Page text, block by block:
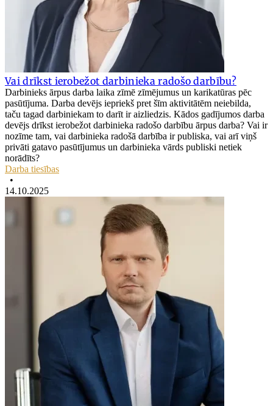
Vai drīkst ierobežot darbinieka radošo darbību?
Darbinieks ārpus darba laika zīmē zīmējumus un karikatūras pēc
pasūtījuma. Darba devējs iepriekš pret šīm aktivitātēm neiebilda,
taču tagad darbiniekam to darīt ir aizliedzis. Kādos gadījumos darba
devējs drīkst ierobežot darbinieka radošo darbību ārpus darba? Vai ir
nozīme tam, vai darbinieka radošā darbība ir publiska, vai arī viņš
privāti gatavo pasūtījumus un darbinieka vārds publiski netiek
norādīts?
Darba tiesības
•
14.10.2025